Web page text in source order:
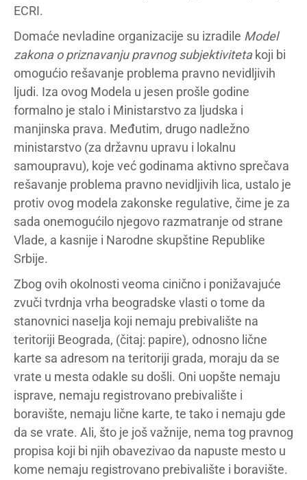
ECRI.
Domaće nevladine organizacije su izradile Model
zakona o priznavanju pravnog subjektivitetakoji bi
omogućio rešavanje problema pravno nevidljivih
ljudi. Iza ovog Modela u jesen prošle godine
formalno je stalo i Ministarstvo za ljudska i
manjinska prava. Međutim, drugo nadležno
ministarstvo (za državnu upravu i lokalnu
samoupravu), koje već godinama aktivno sprečava
rešavanje problema pravno nevidljivih lica, ustalo je
protiv ovog modela zakonske regulative, čime je za
sada onemogućilo njegovo razmatranje od strane
Vlade, a kasnije i Narodne skupštine Republike
Srbije.
Zbog ovih okolnosti veoma cinično i ponižavajuće
zvuči tvrdnja vrha beogradske vlasti o tome da
stanovnici naselja koji nemaju prebivalište na
teritoriji Beograda, (čitaj: papire), odnosno lične
karte sa adresom na teritoriji grada, moraju da se
vrate u mesta odakle su došli. Oni uopšte nemaju
isprave, nemaju registrovano prebivalište i
boravište, nemaju lične karte, te tako i nemaju gde
da se vrate. Ali, što je još važnije, nema tog pravnog
propisa koji bi njih obavezivao da napuste mesto u
kome nemaju registrovano prebivalište i boravište.